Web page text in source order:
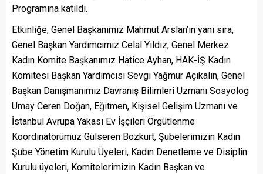
Programına katıldı.
Etkinliğe, Genel Başkanımız Mahmut Arslan’ın yanı sıra,
Genel Başkan Yardımcımız Celal Yıldız, Genel Merkez
Kadın Komite Başkanımız Hatice Ayhan, HAK-İŞ Kadın
Komitesi Başkan Yardımcısı Sevgi Yağmur Açıkalın, Genel
Başkan Danışmanımız Davranış Bilimleri Uzmanı Sosyolog
Umay Ceren Doğan, Eğitmen, Kişisel Gelişim Uzmanı ve
İstanbul Avrupa Yakası Ev İşçileri Örgütlenme
Koordinatörümüz Gülseren Bozkurt, Şubelerimizin Kadın
Şube Yönetim Kurulu Üyeleri, Kadın Denetleme ve Disiplin
Kurulu üyeleri, Komitelerimizin Kadın Başkan ve